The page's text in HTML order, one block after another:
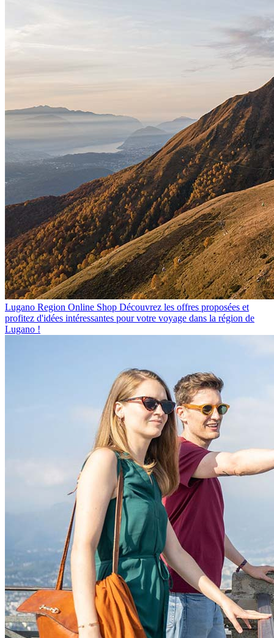
Lugano Region Online Shop Découvrez les offres proposées et
profitez d'idées intéressantes pour votre voyage dans la région de
Lugano !